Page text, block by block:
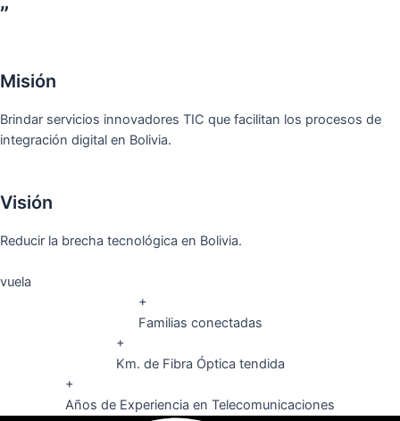
”
Misión
Brindar servicios innovadores TIC que facilitan los procesos de
integración digital en Bolivia.
Visión
Reducir la brecha tecnológica en Bolivia.
vuela
+
Familias conectadas
+
Km. de Fibra Óptica tendida
+
Años de Experiencia en Telecomunicaciones